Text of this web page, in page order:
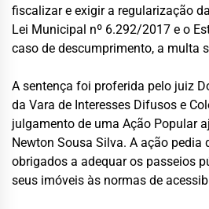
fiscalizar e exigir a regularização
Lei Municipal nº 6.292/2017 e o
caso de descumprimento, a multa
A sentença foi proferida pelo juiz
da Vara de Interesses Difusos e
julgamento de uma Ação Popular
Newton Sousa Silva. A ação pedia
obrigados a adequar os passeios
seus imóveis às normas de